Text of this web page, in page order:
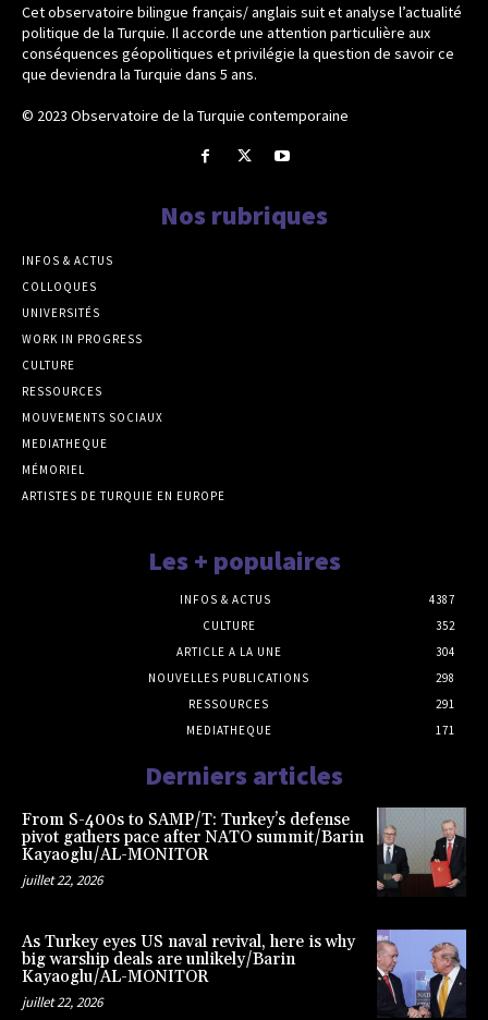
Cet observatoire bilingue français/ anglais suit et analyse l’actualité
politique de la Turquie. Il accorde une attention particulière aux
conséquences géopolitiques et privilégie la question de savoir ce
que deviendra la Turquie dans 5 ans.
© 2023 Observatoire de la Turquie contemporaine
Nos rubriques
INFOS & ACTUS
COLLOQUES
UNIVERSITÉS
WORK IN PROGRESS
CULTURE
RESSOURCES
MOUVEMENTS SOCIAUX
MEDIATHEQUE
MÉMORIEL
ARTISTES DE TURQUIE EN EUROPE
Les + populaires
INFOS & ACTUS
4387
CULTURE
352
ARTICLE A LA UNE
304
NOUVELLES PUBLICATIONS
298
RESSOURCES
291
MEDIATHEQUE
171
Derniers articles
From S-400s to SAMP/T: Turkey’s defense
pivot gathers pace after NATO summit/Barin
Kayaoglu/AL-MONITOR
juillet 22, 2026
As Turkey eyes US naval revival, here is why
big warship deals are unlikely/Barin
Kayaoglu/AL-MONITOR
juillet 22, 2026